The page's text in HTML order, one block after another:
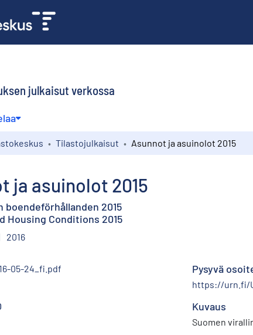
julkaisut verkossa
Tilastojulkaisut Asunnot ja asuinolot 2015
ja asuinolot 2015
boendeförhållanden 2015
Housing Conditions 2015
2016
05-24_fi.pdf Pysyvä
https://urn.fi/
Kuvaus
Suomen